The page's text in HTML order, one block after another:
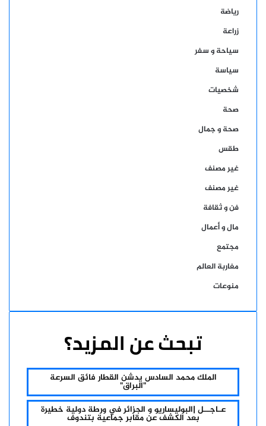
رياضة
زراعة
سياحة و سفر
سياسة
شخصيات
صحة
صحة و جمال
طقس
غير مصنف
غير مصنف
فن و ثقافة
مال و أعمال
مجتمع
مغاربة العالم
منوعات
تبحث عن المزيد؟
الملك محمد السادس يدشن القطار فائق السرعة
"البراق"
عـاجــل |البوليساريو و الجزائر في ورطة دولية خطيرة
بعد الكشف عن مقابر جماعية بتندوف